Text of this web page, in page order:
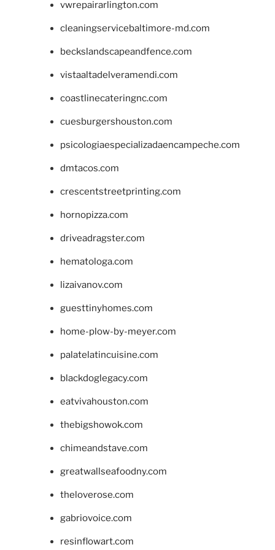
vwrepairarlington.com
cleaningservicebaltimore-md.com
beckslandscapeandfence.com
vistaaltadelveramendi.com
coastlinecateringnc.com
cuesburgershouston.com
psicologiaespecializadaencampeche.com
dmtacos.com
crescentstreetprinting.com
hornopizza.com
driveadragster.com
hematologa.com
lizaivanov.com
guesttinyhomes.com
home-plow-by-meyer.com
palatelatincuisine.com
blackdoglegacy.com
eatvivahouston.com
thebigshowok.com
chimeandstave.com
greatwallseafoodny.com
theloverose.com
gabriovoice.com
resinflowart.com